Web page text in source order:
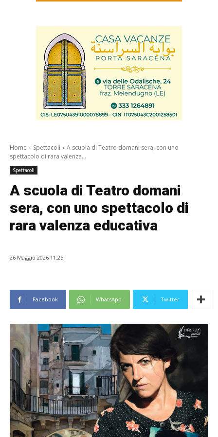
Home Spettacoli
A scuola di Teatro domani sera, con uno
spettacolo di rara valenza...
Spettacoli
A scuola di Teatro domani
sera, con uno spettacolo di
rara valenza educativa
26 Maggio 2026 11:25
Facebook WhatsApp Twitter